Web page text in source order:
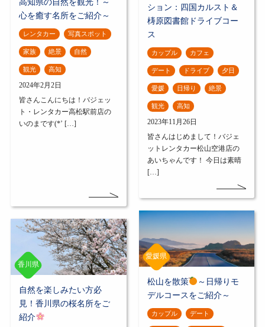
高知県の自然を観光！～
心を癒す名所をご紹介～
レンタカー 写真スポット
家族 絶景 自然
観光 高知
2024年2月2日
皆さんこんにちは！バジェッ
ト・レンタカー高松駅前店の
いのまです(*’ […]
ション：四国カルスト＆
梼原図書館ドライブコー
ス
カップル カフェ
デート ドライブ 夕日
愛媛 日帰り 絶景
観光 高知
2023年11月26日
皆さんはじめまして！バジェ
ットレンタカー松山空港店の
あいちゃんです！ 今日は素晴
[…]
香川県
自然を楽しみたい方必
見！香川県の桜名所をご
紹介
愛媛県
松山を散策
～日帰りモ
デルコースをご紹介～
カップル デート